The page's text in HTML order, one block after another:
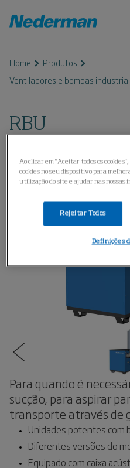
Home
Produtos
Ventiladores e bombas
RBU
Para quando é
sucção, para aspirar
transporte através de
Unidades potentes com
Diferentes versões do
Equipado com caixa
Ao clicar em "Aceitar todos os
cookies no seu dispositivo para
utilização do site e ajudar nas nossas
Rejeitar Todos
Definições